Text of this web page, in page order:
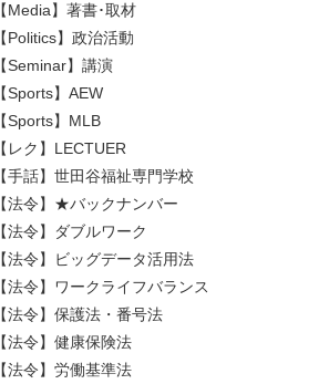
【Media】著書･取材
【Politics】政治活動
【Seminar】講演
【Sports】AEW
【Sports】MLB
【レク】LECTUER
【手話】世田谷福祉専門学校
【法令】★バックナンバー
【法令】ダブルワーク
【法令】ビッグデータ活用法
【法令】ワークライフバランス
【法令】保護法・番号法
【法令】健康保険法
【法令】労働基準法